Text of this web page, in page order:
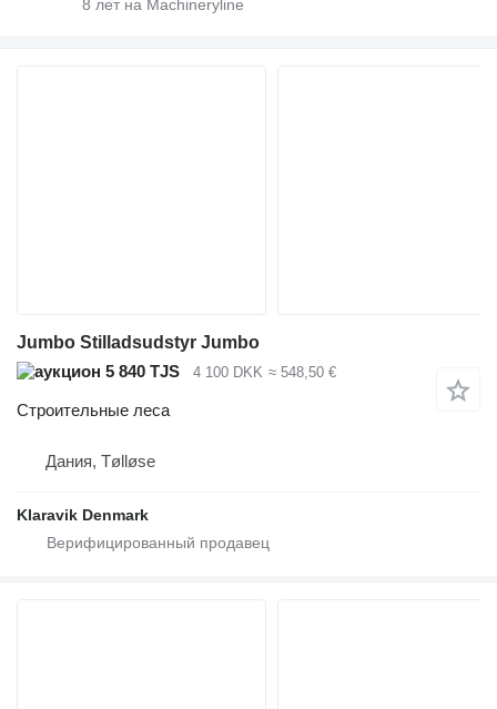
8 лет на Machineryline
Jumbo Stilladsudstyr Jumbo
5 840 TJS
4 100 DKK ≈ 548,50 €
Строительные леса
Дания, Tølløse
Klaravik Denmark